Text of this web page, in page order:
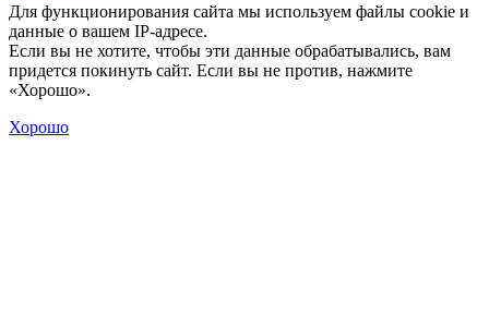
Для функционирования сайта мы используем файлы cookie и
данные о вашем IP-адресе.
Если вы не хотите, чтобы эти данные обрабатывались, вам
придется покинуть сайт. Если вы не против, нажмите
«Хорошо».
Хорошо